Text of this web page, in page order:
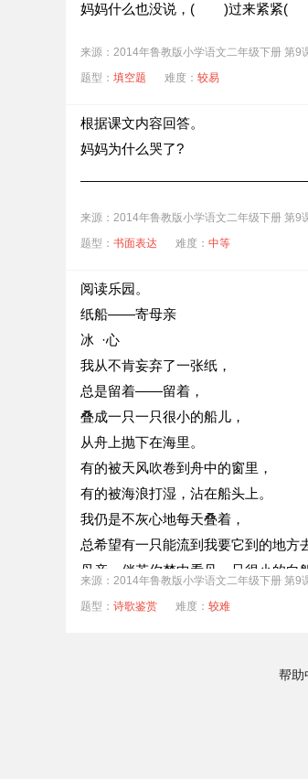
妈妈什么也没说，( )过来紧紧( )
来源：2014年鲁教版小学语文二年级下册 第9
题型： 填空题 难度： 较易
根据课文内容回答。
妈妈为什么哭了?
来源：2014年鲁教版小学语文二年级下册 第9
题型： 书面表达 难度： 中等
阅读乐园。
纸船——寄母亲
冰 ·心
我从不肯妄弃了一张纸，
总是留着——留着，
叠成一只一只很小的船儿，
从舟上抛下在海里。
有的被天风吹卷到舟中的窗里，
有的被海浪打湿，沾在船头上。
我仍是不灰心地每天叠着，
总希望有一只能流到我要它到的地方
母亲，倘若你梦中看见一只很小的白
1．先写出下列多音字的读音，再组
来源：2014年鲁教版小学语文二年级下册 第9
题型： 诗歌鉴赏 难度： 较难
帮助